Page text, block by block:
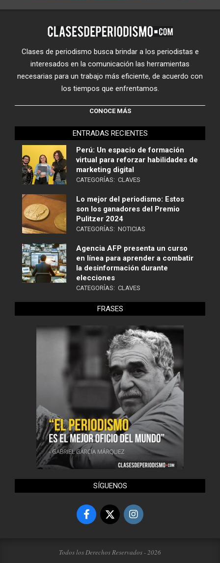
Clases de periodismo busca brindar a los periodistas e
interesados en la comunicación las herramientas
necesarias para un trabajo más eficiente, de acuerdo con
los tiempos que enfrentamos.
CONOCE MÁS
ENTRADAS RECIENTES
Perú: Un espacio de formación
virtual para reforzar habilidades de
marketing digital
CATEGORÍAS: CLAVES
Lo mejor del periodismo: Estos
son los ganadores del Premio
Pulitzer 2024
CATEGORÍAS: NOTICIAS
Agencia AFP presenta un curso
en línea para aprender a combatir
la desinformación durante
elecciones
CATEGORÍAS: CLAVES
FRASES
SÍGUENOS
Todos los Derechos Reservados - 2026